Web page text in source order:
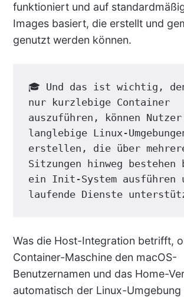
funktioniert und auf
Images basiert, die erstellt und
genutzt werden können.
🎓 Und das ist wichtig,
nur kurzlebige Container
auszuführen, können Nutzer
langlebige Linux-
erstellen, die über
Sitzungen hinweg bestehen
ein Init-System ausführen
laufende Dienste
Was die Host-Integration betrifft,
Container-Maschine den macOS-
Benutzernamen und das Home-
automatisch der Linux-